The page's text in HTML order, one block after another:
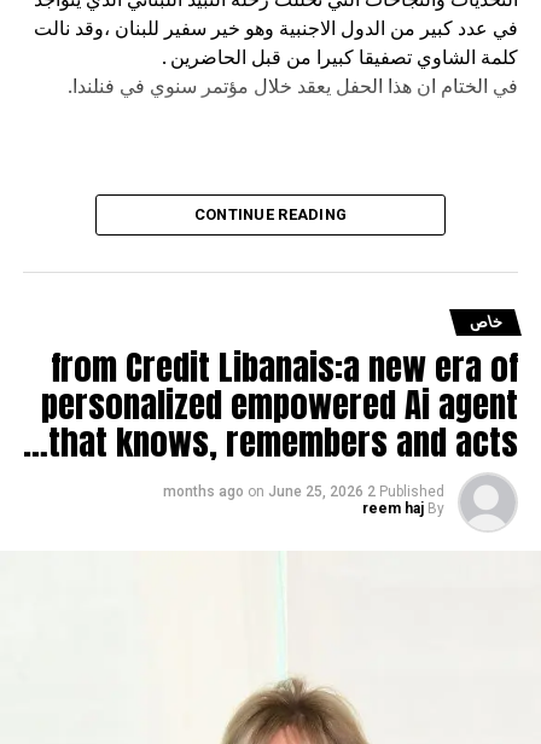
في عدد كبير من الدول الاجنبية وهو خير سفير للبنان ،وقد نالت
كلمة الشاوي تصفيقا كبيرا من قبل الحاضرين .
في الختام ان هذا الحفل يعقد خلال مؤتمر سنوي في فنلندا.
CONTINUE READING
خاص
from Credit Libanais:a new era of
personalized empowered Ai agent
that knows, remembers and acts…
Published
2 months ago
on June 25, 2026
By
reem haj